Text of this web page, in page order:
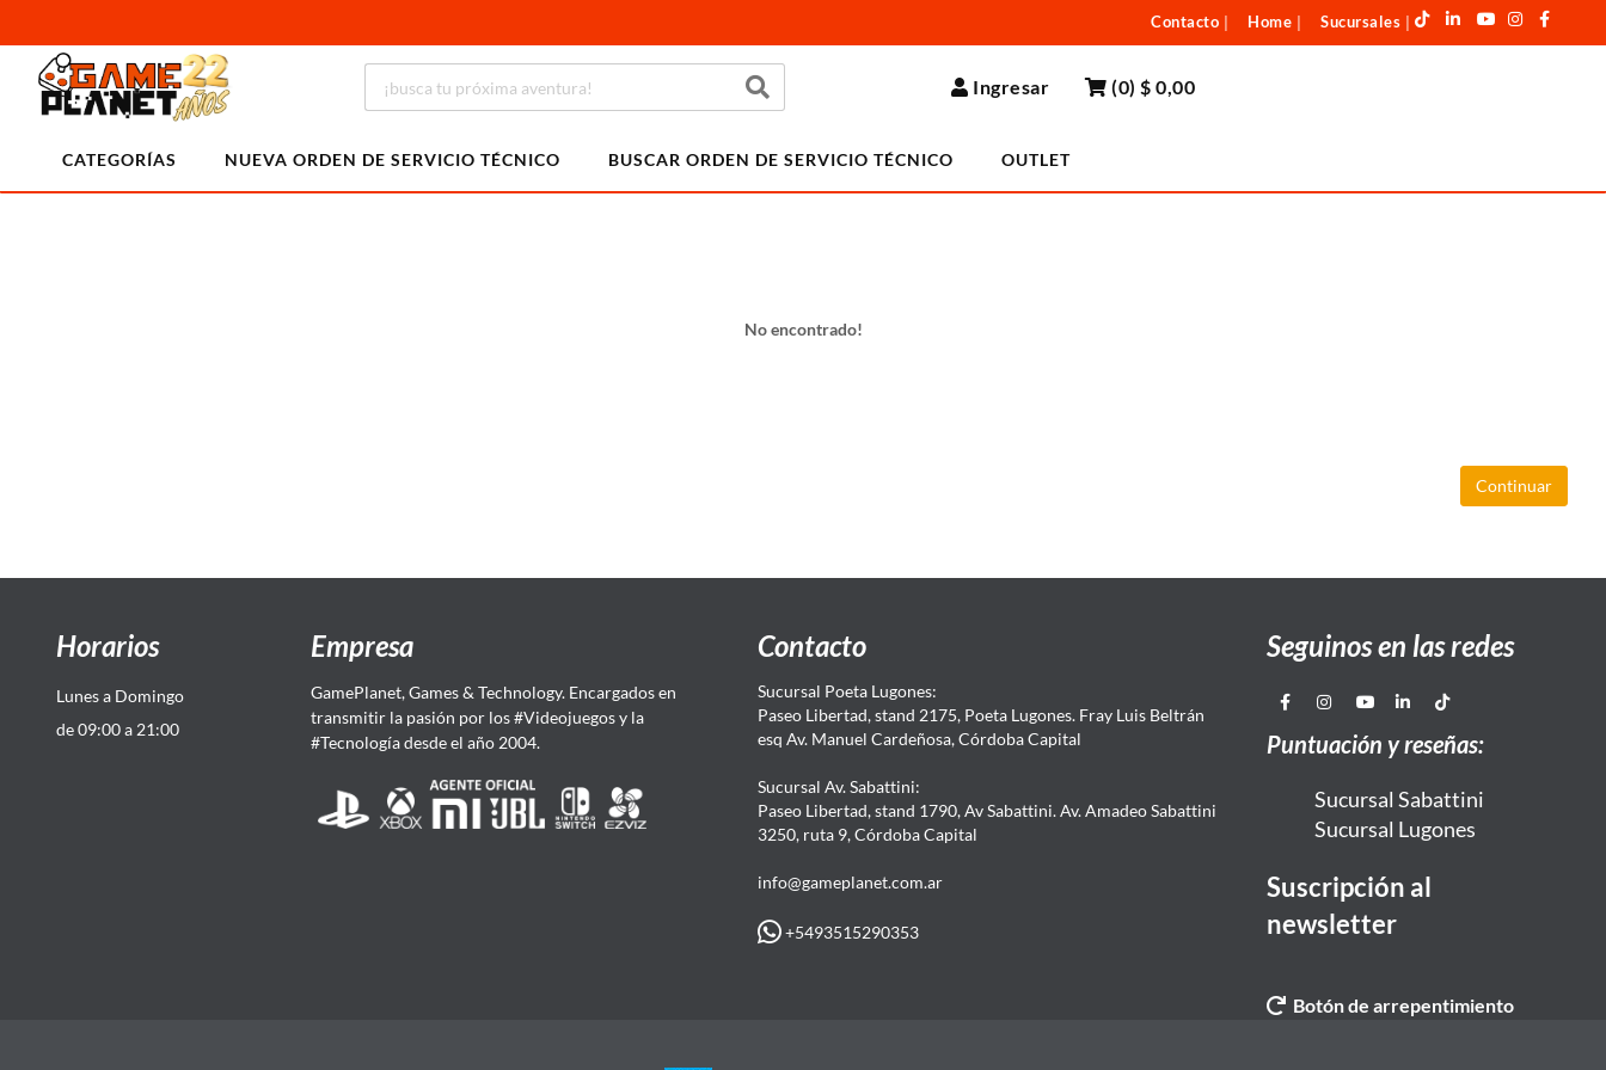
Contacto Home Sucursales
Ingresar (0)$ 0,00
CATEGORÍAS NUEVA ORDEN DE SERVICIO TÉCNICO BUSCAR ORDEN DE SERVICIO TÉCNICO OUTLET
No encontrado!
Continuar
Horarios
Lunes a Domingo
de 09:00 a 21:00
Empresa
GamePlanet, Games & Technology. Encargados en
transmitir la pasión por los #Videojuegos y la
#Tecnología desde el año 2004.
Contacto
Sucursal Poeta Lugones:
Paseo Libertad, stand 2175, Poeta Lugones. Fray Luis Beltrán
esq Av. Manuel Cardeñosa, Córdoba Capital
Sucursal Av. Sabattini:
Paseo Libertad, stand 1790, Av Sabattini. Av. Amadeo Sabattini
3250, ruta 9, Córdoba Capital
info@gameplanet.com.ar
+5493515290353
Seguinos en las redes
Puntuación y reseñas:
Sucursal Sabattini
Sucursal Lugones
Suscripción al
newsletter
Botón de arrepentimiento